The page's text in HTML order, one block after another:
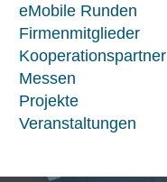
eMobile Runden
Firmenmitglieder
Kooperationspartner
Messen
Projekte
Veranstaltungen